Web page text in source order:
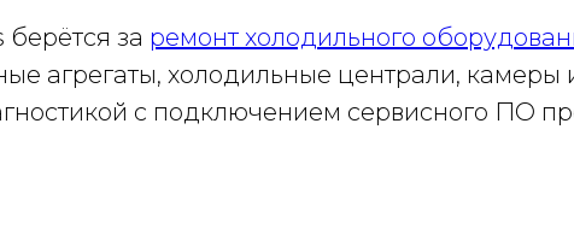
за ремонт холодильного
агрегаты, холодильные централи,
с подключением сервисного ПО